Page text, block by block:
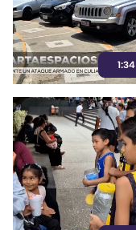
1:34